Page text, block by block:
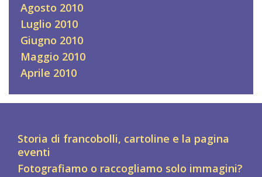
Agosto 2010
Luglio 2010
Giugno 2010
Maggio 2010
Aprile 2010
Storia di francobolli, cartoline e la pagina
eventi
Fotografiamo o raccogliamo solo immagini?